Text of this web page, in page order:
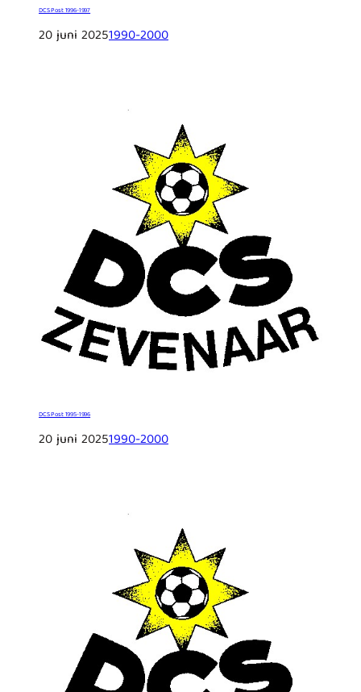
DCS Post 1996-1997
20 juni 20251990-2000
DCS Post 1995-1996
20 juni 20251990-2000